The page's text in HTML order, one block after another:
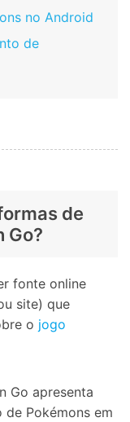
no Android
de
de
Go?
fonte online
site) que
o jogo
Go apresenta
Pokémons em